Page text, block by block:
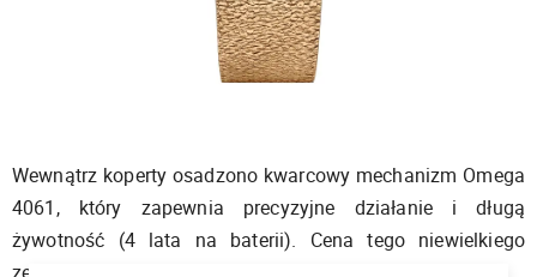
Wewnątrz koperty osadzono kwarcowy mechanizm Omega
4061, który zapewnia precyzyjne działanie i długą
żywotność (4 lata na baterii). Cena tego niewielkiego